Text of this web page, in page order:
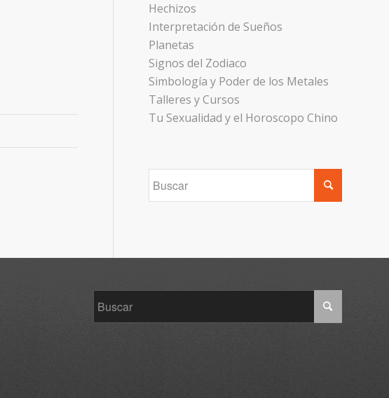
Hechizos
Interpretación de Sueños
Planetas
Signos del Zodiaco
Simbología y Poder de los Metales
Talleres y Cursos
Tu Sexualidad y el Horoscopo Chino